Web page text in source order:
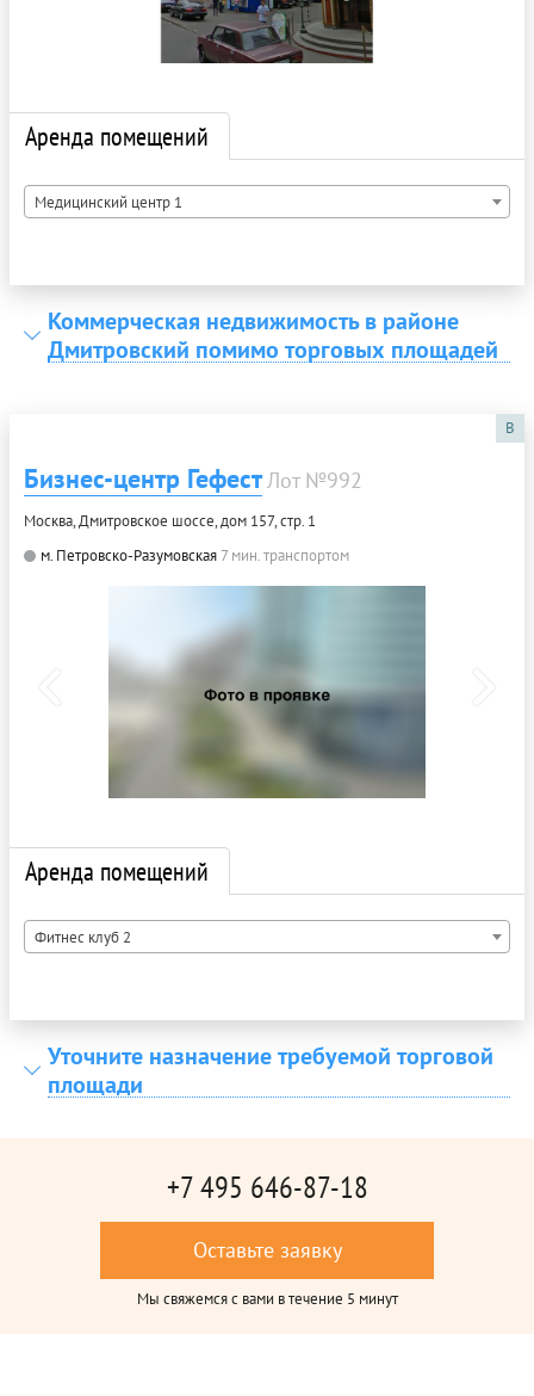
Аренда помещений
Медицинский центр 1
Коммерческая недвижимость в районе
Дмитровский помимо торговых площадей
B
Бизнес-центр ГефестЛот №992
Москва, Дмитровское шоссе, дом 157, стр. 1
м. Петровско-Разумовская 7 мин. транспортом
Аренда помещений
Фитнес клуб 2
Уточните назначение требуемой торговой
площади
+7 495 646-87-18
Оставьте заявку
Мы свяжемся с вами в течение 5 минут